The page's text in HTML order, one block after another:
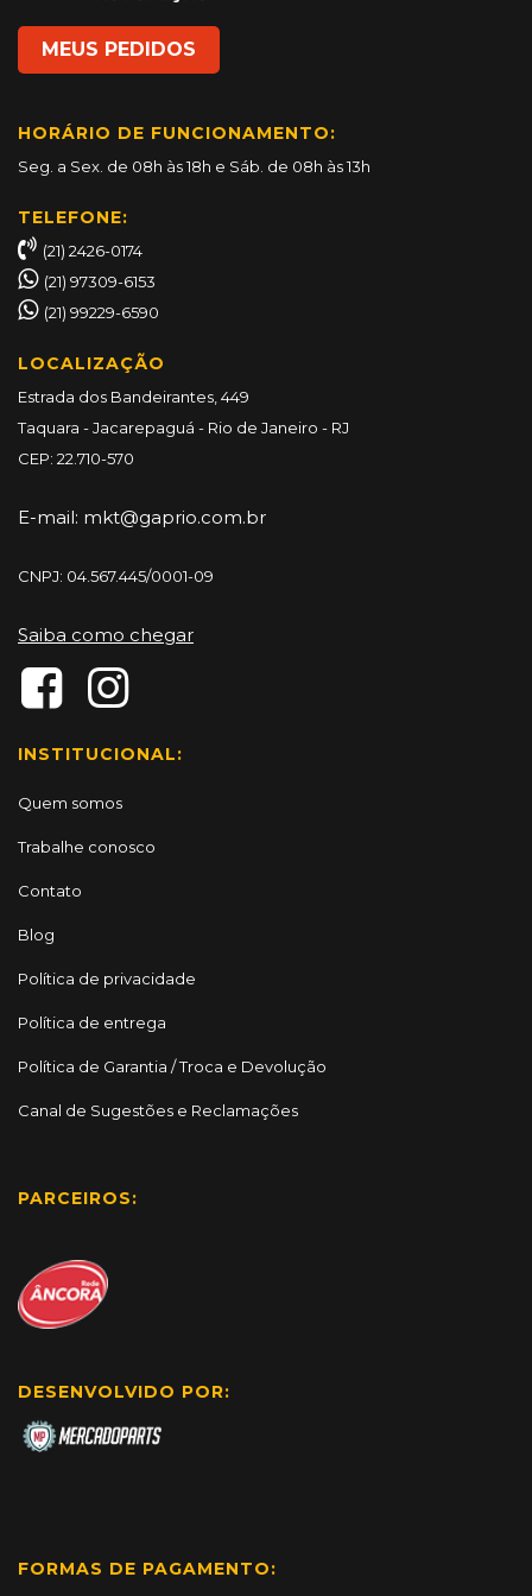
MEUS PEDIDOS
HORÁRIO DE FUNCIONAMENTO:
Seg. a Sex. de 08h às 18h e Sáb. de 08h às 13h
TELEFONE:
(21) 2426-0174
(21) 97309-6153
(21) 99229-6590
LOCALIZAÇÃO
Estrada dos Bandeirantes, 449
Taquara - Jacarepaguá - Rio de Janeiro - RJ
CEP: 22.710-570
E-mail: mkt@gaprio.com.br
CNPJ: 04.567.445/0001-09
Saiba como chegar
INSTITUCIONAL:
Quem somos
Trabalhe conosco
Contato
Blog
Política de privacidade
Política de entrega
Política de Garantia / Troca e Devolução
Canal de Sugestões e Reclamações
PARCEIROS:
DESENVOLVIDO POR:
FORMAS DE PAGAMENTO: